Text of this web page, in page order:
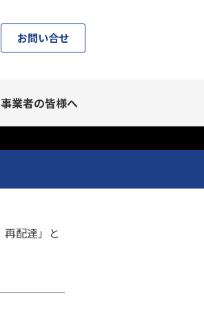
お問い合せ
事業者の皆様へ
配達」と